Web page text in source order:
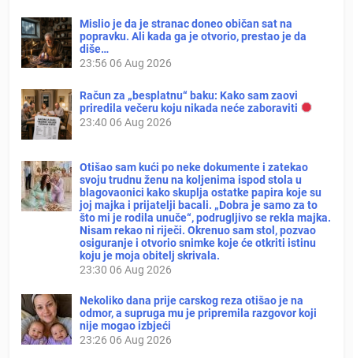
Mislio je da je stranac doneo običan sat na
popravku. Ali kada ga je otvorio, prestao je da
diše…
23:56 06 Aug 2026
Račun za „besplatnu“ baku: Kako sam zaovi
priredila večeru koju nikada neće zaboraviti
23:40 06 Aug 2026
Otišao sam kući po neke dokumente i zatekao
svoju trudnu ženu na koljenima ispod stola u
blagovaonici kako skuplja ostatke papira koje su
joj majka i prijatelji bacali. „Dobra je samo za to
što mi je rodila unuče“, podrugljivo se rekla majka.
Nisam rekao ni riječi. Okrenuo sam stol, pozvao
osiguranje i otvorio snimke koje će otkriti istinu
koju je moja obitelj skrivala.
23:30 06 Aug 2026
Nekoliko dana prije carskog reza otišao je na
odmor, a supruga mu je pripremila razgovor koji
nije mogao izbjeći
23:26 06 Aug 2026